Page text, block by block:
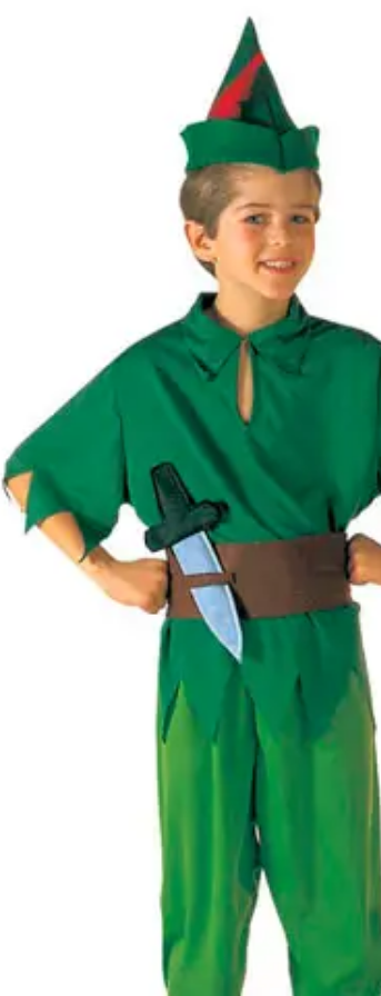
Kategóriák
Little
Elérhetőség Raktáron
Méret
140
Célcsoport
Típus
Ajánlott
korosztály
8 éves
Gyártó
Widmann
Cikkszám
w38067
Csomag
tartalma
A jelmez
Rövid leírás
Little
Részletes
leírás
Jó
hogy
Anyaga
Nem
tartani.
korona,
vonatkozik!